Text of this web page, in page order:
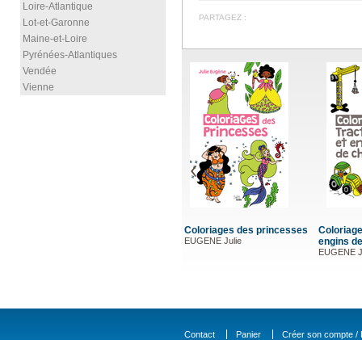
Loire-Atlantique
Lot-et-Garonne
Maine-et-Loire
Pyrénées-Atlantiques
Vendée
Vienne
PARTAGEZ :
Coloriages des tracteurs et
Coloriages des bateaux
EUGENE Julie
la
Contact Panier Créer son compte /